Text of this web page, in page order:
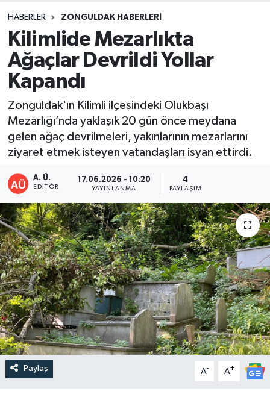
HABERLER ZONGULDAK HABERLERI
Kilimlide Mezarlıkta
Ağaçlar Devrildi Yollar
Kapandı
Zonguldak'ın Kilimli ilçesindeki Olukbaşı
Mezarlığı’nda yaklaşık 20 gün önce meydana
gelen ağaç devrilmeleri, yakınlarının mezarlarını
ziyaret etmek isteyen vatandaşları isyan ettirdi.
A. Ü.
EDITÖR
17.06.2026 - 10:20
YAYINLANMA
4
PAYLAŞIM
Paylaş A- A+
DEVREK
DÜZCE
EREĞLİ
GÖKÇEBEY
KARABÜK
KASTAMONU